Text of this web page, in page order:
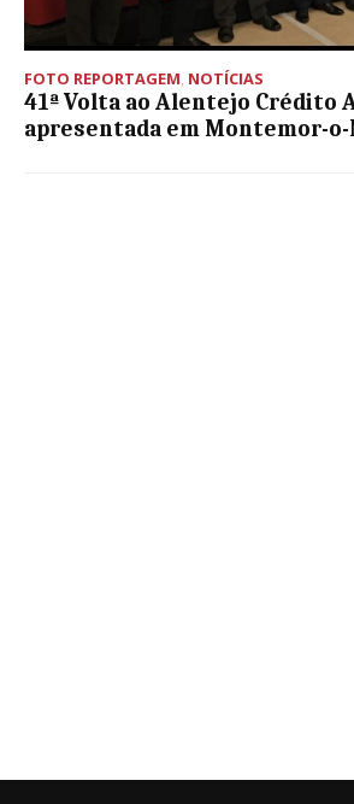
FOTO REPORTAGEM, NOTÍCIAS
41ª Volta ao Alentejo Crédito
apresentada em Montemor-